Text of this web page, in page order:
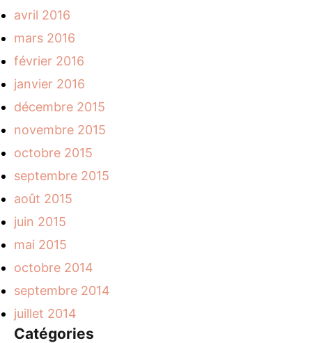
avril 2016
mars 2016
février 2016
janvier 2016
décembre 2015
novembre 2015
octobre 2015
septembre 2015
août 2015
juin 2015
mai 2015
octobre 2014
septembre 2014
juillet 2014
Catégories